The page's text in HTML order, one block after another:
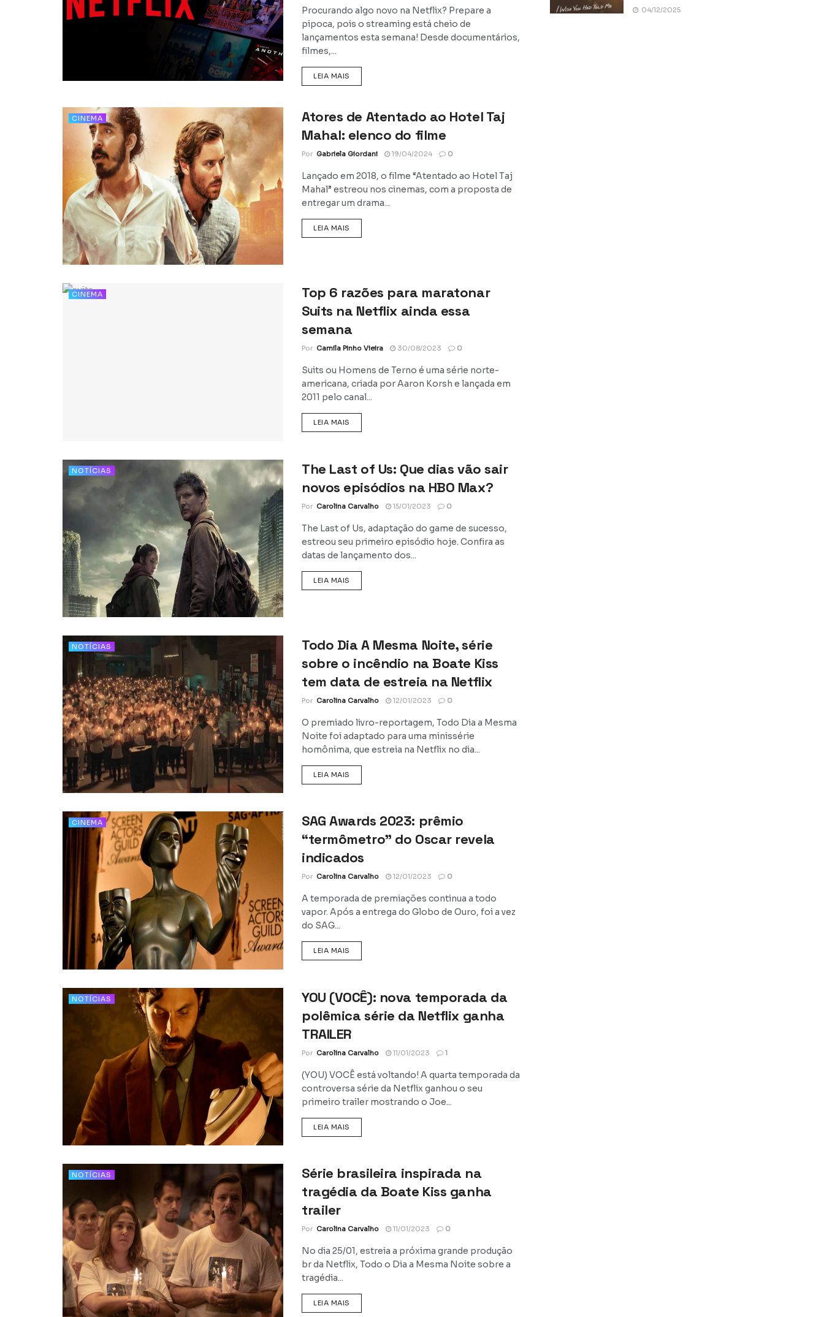
Procurando algo novo na Netflix? Prepare a
pipoca, pois o streaming está cheio de
lançamentos esta semana! Desde documentários,
filmes,...
LEIA MAIS
CINEMA
Atores de Atentado ao Hotel Taj
Mahal: elenco do filme
Por Gabriela Giordani 19/04/2024 0
Lançado em 2018, o filme “Atentado ao Hotel Taj
Mahal” estreou nos cinemas, com a proposta de
entregar um drama...
LEIA MAIS
CINEMA
Top 6 razões para maratonar
Suits na Netflix ainda essa
semana
Por Camila Pinho Vieira 30/08/2023 0
Suits ou Homens de Terno é uma série norte-
americana, criada por Aaron Korsh e lançada em
2011 pelo canal...
LEIA MAIS
NOTÍCIAS
The Last of Us: Que dias vão sair
novos episódios na HBO Max?
Por Carolina Carvalho 15/01/2023 0
The Last of Us, adaptação do game de sucesso,
estreou seu primeiro episódio hoje. Confira as
datas de lançamento dos...
LEIA MAIS
NOTÍCIAS
Todo Dia A Mesma Noite, série
sobre o incêndio na Boate Kiss
tem data de estreia na Netflix
Por Carolina Carvalho 12/01/2023 0
O premiado livro-reportagem, Todo Dia a Mesma
Noite foi adaptado para uma minissérie
homônima, que estreia na Netflix no dia...
LEIA MAIS
CINEMA
SAG Awards 2023: prêmio
“termômetro” do Oscar revela
indicados
Por Carolina Carvalho 12/01/2023 0
A temporada de premiações continua a todo
vapor. Após a entrega do Globo de Ouro, foi a vez
do SAG...
LEIA MAIS
NOTÍCIAS
YOU (VOCÊ): nova temporada da
polêmica série da Netflix ganha
TRAILER
Por Carolina Carvalho 11/01/2023 1
(YOU) VOCÊ está voltando! A quarta temporada da
controversa série da Netflix ganhou o seu
primeiro trailer mostrando o Joe...
LEIA MAIS
NOTÍCIAS
Série brasileira inspirada na
tragédia da Boate Kiss ganha
trailer
Por Carolina Carvalho 11/01/2023 0
No dia 25/01, estreia a próxima grande produção
br da Netflix, Todo o Dia a Mesma Noite sobre a
tragédia...
LEIA MAIS
04/12/2025